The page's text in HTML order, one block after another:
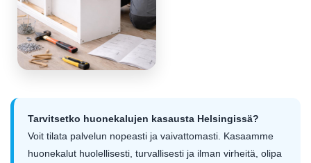
Tarvitsetko huonekalujen kasausta Helsingissä?
Voit tilata palvelun nopeasti ja vaivattomasti. Kasaamme
huonekalut huolellisesti, turvallisesti ja ilman virheitä, olipa